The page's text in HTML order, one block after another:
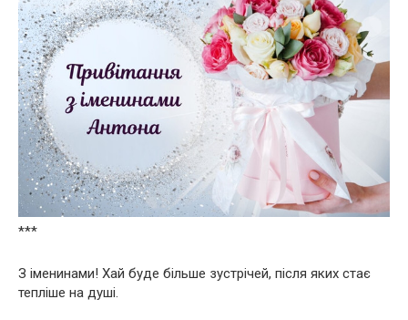
***
З іменинами! Хай буде більше зустрічей, після яких стає
тепліше на душі.